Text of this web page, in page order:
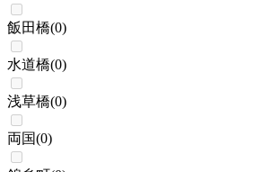
飯田橋(0)
水道橋(0)
浅草橋(0)
両国(0)